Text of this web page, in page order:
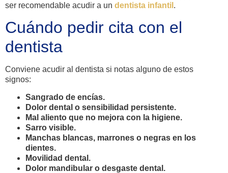
ser recomendable acudir a un dentista infantil .
Cuándo pedir cita con el
dentista
Conviene acudir al dentista si notas alguno de estos
signos:
Sangrado de encías.
Dolor dental o sensibilidad persistente.
Mal aliento que no mejora con la higiene.
Sarro visible.
Manchas blancas, marrones o negras en los
dientes.
Movilidad dental.
Dolor mandibular o desgaste dental.